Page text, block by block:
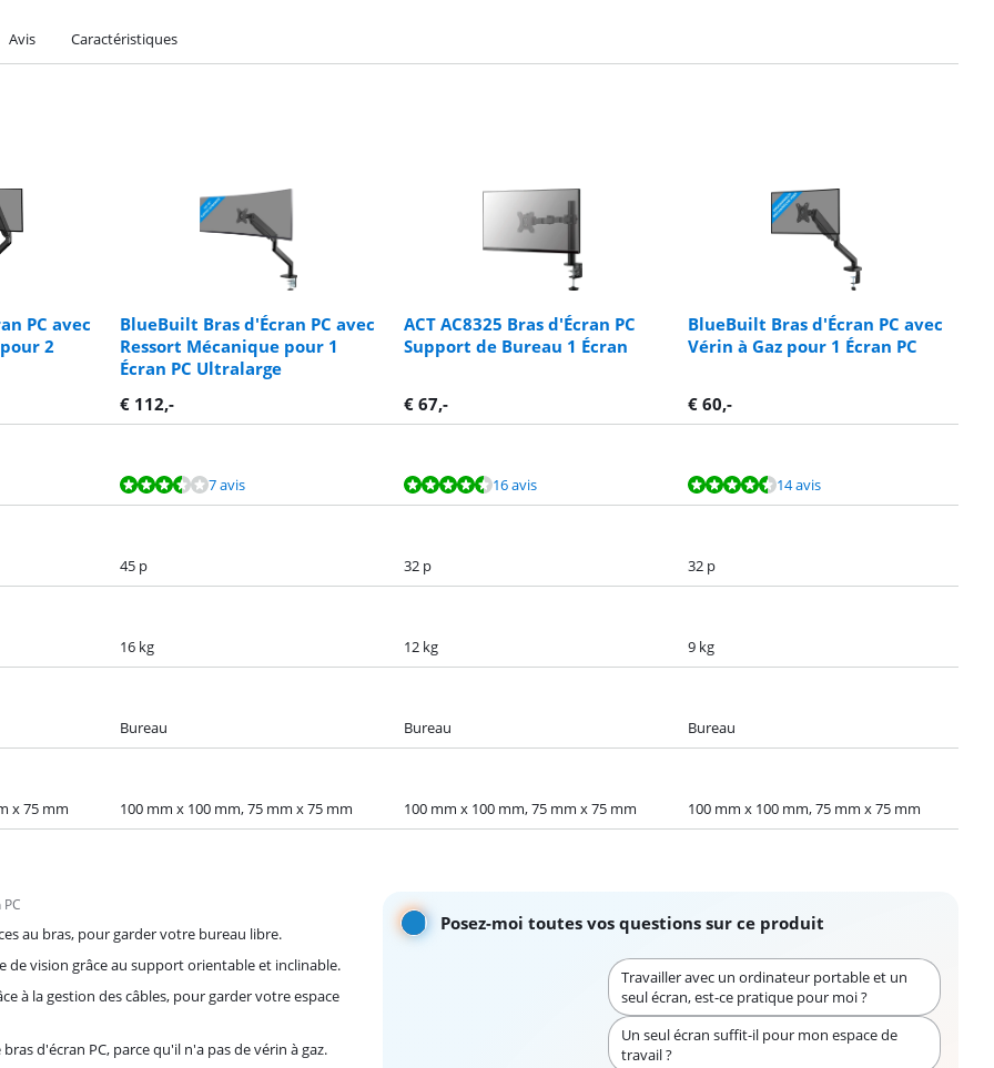
Avis Caractéristiques
PC avec
2
BlueBuilt Bras d'Écran PC avec
Ressort Mécanique pour 1
Écran PC Ultralarge
ACT AC8325 Bras d'Écran PC
Support de Bureau 1 Écran
BlueBuilt Bras d'Écran PC avec
Vérin à Gaz pour 1 Écran PC
€ 112,- € 67,- € 60,-
7 avis 16 avis 14 avis
45 p 32 p 32 p
16 kg 12 kg 9 kg
Bureau Bureau Bureau
x 75 mm 100 mm x 100 mm, 75 mm x 75 mm 100 mm x 100 mm, 75 mm x 75 mm 100 mm x 100 mm, 75 mm x 75 mm
Posez-moi toutes vos questions sur ce produit
Travailler avec un ordinateur portable et un
seul écran, est-ce pratique pour moi ?
Un seul écran suffit-il pour mon espace de
travail ?
au bras, pour garder votre bureau libre.
de vision grâce au support orientable et inclinable.
à la gestion des câbles, pour garder votre espace
d'écran PC, parce qu'il n'a pas de vérin à gaz.